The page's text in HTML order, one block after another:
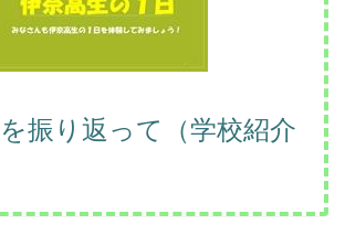
振り返って（学校紹介